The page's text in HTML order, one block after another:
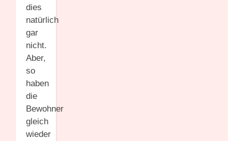
dies
natürlich
gar
nicht.
Aber,
so
haben
die
Bewohner
gleich
wieder